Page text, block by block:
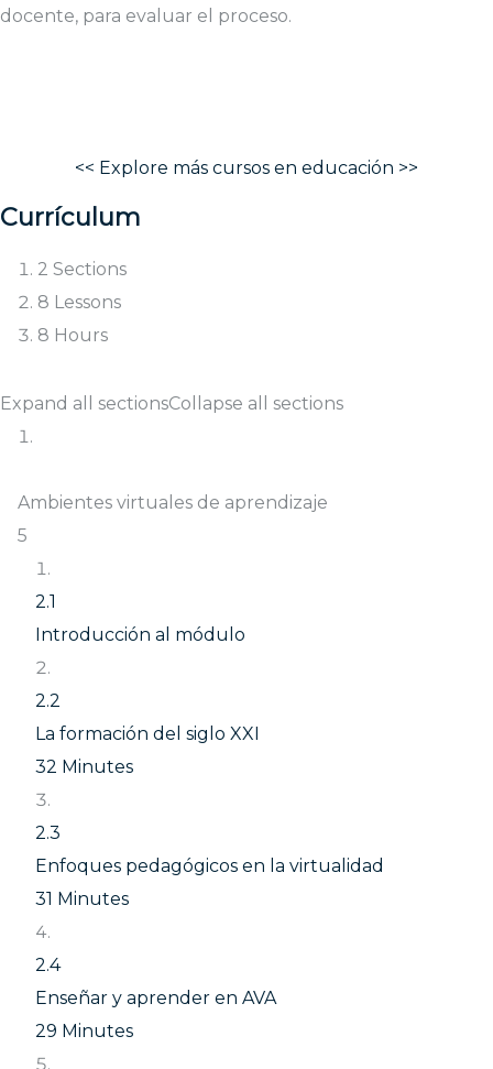
docente, para evaluar el proceso.
<< Explore más cursos en educación >>
Currículum
2 Sections
8 Lessons
8 Hours
Expand all sectionsCollapse all sections
Ambientes virtuales de aprendizaje
5
2.1
Introducción al módulo
2.2
La formación del siglo XXI
32 Minutes
2.3
Enfoques pedagógicos en la virtualidad
31 Minutes
2.4
Enseñar y aprender en AVA
29 Minutes